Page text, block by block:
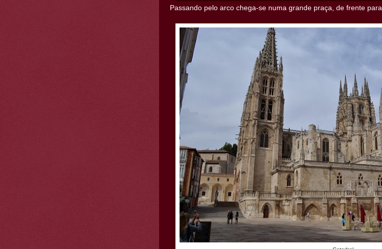
Passando pelo arco chega-se numa grande praça, de frente